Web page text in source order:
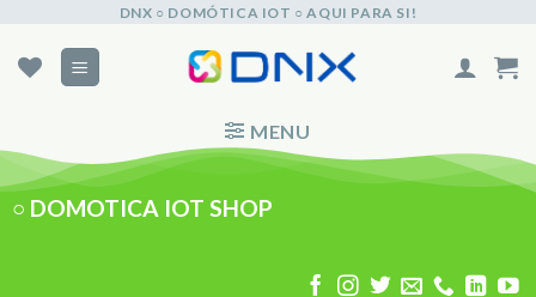
content
DNX ○ DOMÓTICA IOT ○ AQUI PARA SI!
MENU
○ DOMOTICA IOT SHOP